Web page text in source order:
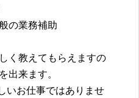
の業務補助
く教えてもらえますの
出来ます。
いお仕事ではありませ